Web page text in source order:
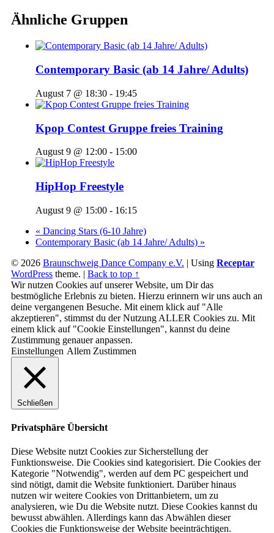
Ähnliche Gruppen
Contemporary Basic (ab 14 Jahre/ Adults)
August 7 @ 18:30 - 19:45
Kpop Contest Gruppe freies Training
August 9 @ 12:00 - 15:00
HipHop Freestyle
August 9 @ 15:00 - 16:15
« Dancing Stars (6-10 Jahre)
Contemporary Basic (ab 14 Jahre/ Adults) »
© 2026 Braunschweig Dance Company e.V. | Using Receptar
WordPress theme. | Back to top ↑
Wir nutzen Cookies auf unserer Website, um Dir das
bestmögliche Erlebnis zu bieten. Hierzu erinnern wir uns auch an
deine vergangenen Besuche. Mit einem klick auf "Alle
akzeptieren", stimmst du der Nutzung ALLER Cookies zu. Mit
einem klick auf "Cookie Einstellungen", kannst du deine
Zustimmung genauer anpassen.
Einstellungen Allem Zustimmen
Schließen
Privatsphäre Übersicht
Diese Website nutzt Cookies zur Sicherstellung der
Funktionsweise. Die Cookies sind kategorisiert. Die Cookies der
Kategorie "Notwendig", werden auf dem PC gespeichert und
sind nötigt, damit die Website funktioniert. Darüber hinaus
nutzen wir weitere Cookies von Drittanbietern, um zu
analysieren, wie Du die Website nutzt. Diese Cookies kannst du
bewusst abwählen. Allerdings kann das Abwählen dieser
Cookies die Funktionsweise der Website beeinträchtigen.